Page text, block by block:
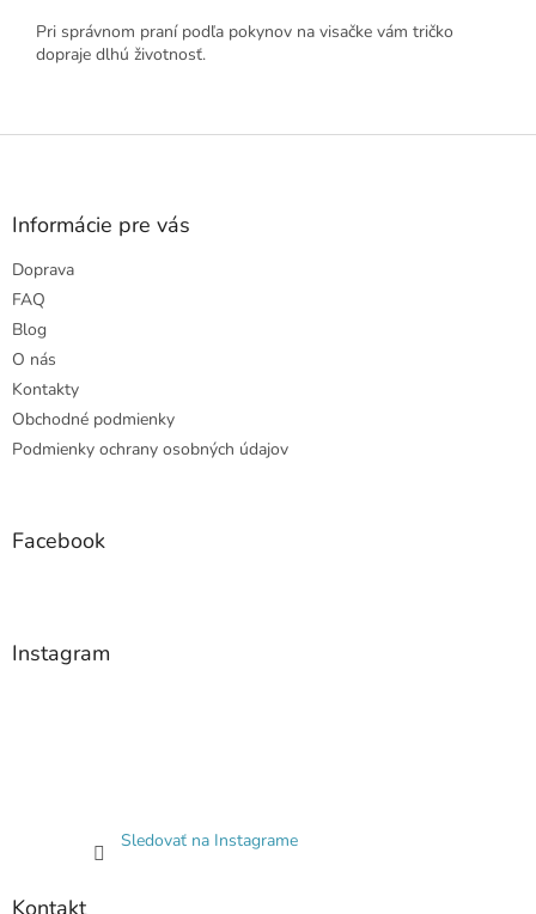
Pri správnom praní podľa pokynov na visačke vám tričko
dopraje dlhú životnosť.
Z
Informácie pre vás
Doprava
FAQ
Blog
O nás
Kontakty
Obchodné podmienky
Podmienky ochrany osobných údajov
Facebook
Instagram
Sledovať na Instagrame
Kontakt